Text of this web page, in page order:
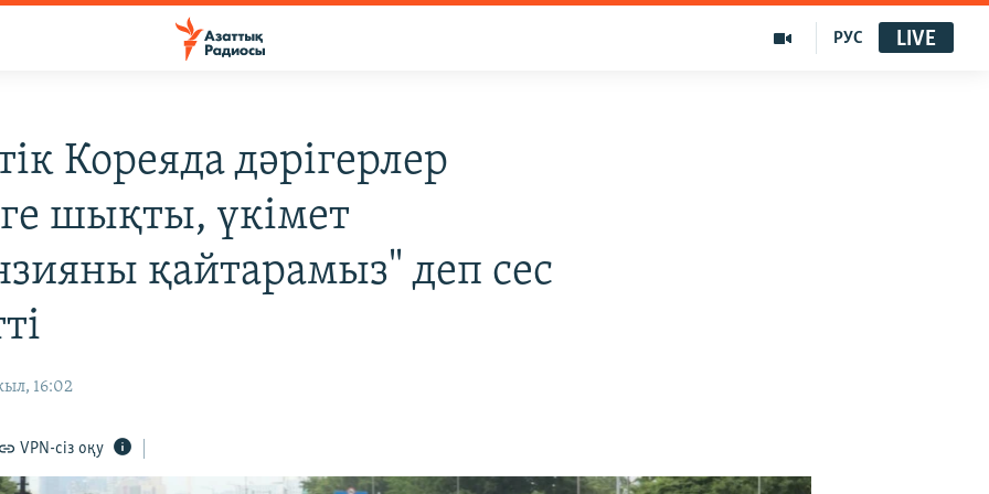
РУС LIVE
Кореяда дәрігерлер
шықты, үкімет
қайтарамыз" деп сес
16:02
VPN-сіз оқу